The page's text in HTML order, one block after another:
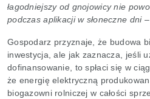
łagodniejszy od gnojowicy nie
podczas aplikacji w słoneczne dni–
Gospodarz przyznaje, że budowa
inwestycja, ale jak zaznacza, jeśli
dofinansowanie, to spłaci się w
że energię elektryczną
biogazowni rolniczej w całości